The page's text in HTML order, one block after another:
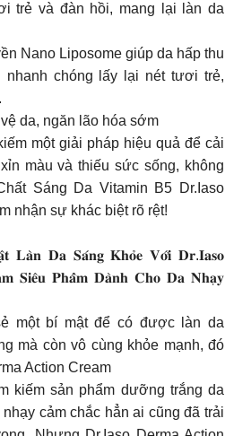
trẻ và đàn hồi, mang lại làn da
Nano Liposome giúp da hấp thu
chóng lấy lại nét tươi trẻ,
da, ngăn lão hóa sớm
một giải pháp hiệu quả để cải
màu và thiếu sức sống, không
Sáng Da Vitamin B5 Dr.Iaso
nhận sự khác biệt rõ rệt!
𝐋𝐚̀𝐧 𝐃𝐚 𝐒𝐚́𝐧𝐠 𝐊𝐡𝐨̉𝐞 𝐕𝐨̛́𝐢 𝐃𝐫.𝐈𝐚𝐬𝐨
𝐒𝐢𝐞̂𝐮 𝐏𝐡𝐚̂̉𝐦 𝐃𝐚̀𝐧𝐡 𝐂𝐡𝐨 𝐃𝐚 𝐍𝐡𝐚̣𝐲
một bí mật để có được làn da
mà còn vô cùng khỏe mạnh, đó
Action Cream
kiếm sản phẩm dưỡng trắng da
cảm chắc hẳn ai cũng đã trải